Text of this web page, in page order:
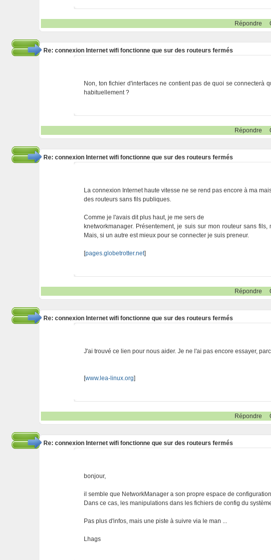
Répondre
Re: connexion Internet wifi fonctionne que sur des routeurs fermés
Non, ton fichier d'interfaces ne contient pas de quoi se connecterà
habituellement ?
Répondre
Re: connexion Internet wifi fonctionne que sur des routeurs fermés
La connexion Internet haute vitesse ne se rend pas encore à ma
des routeurs sans fils publiques.
Comme je l'avais dit plus haut, je me sers de
knetworkmanager. Présentement, je suis sur mon routeur sans
Mais, si un autre est mieux pour se connecter je suis preneur.
[pages.globetrotter.net]
Répondre
Re: connexion Internet wifi fonctionne que sur des routeurs fermés
J'ai trouvé ce lien pour nous aider. Je ne l'ai pas encore essayer,
[www.lea-linux.org]
Répondre
Re: connexion Internet wifi fonctionne que sur des routeurs fermés
bonjour,
il semble que NetworkManager a son propre espace de
Dans ce cas, les manipulations dans les fichiers de config du
Pas plus d'infos, mais une piste à suivre via le man ...
Lhags